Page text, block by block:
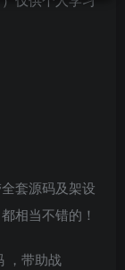
套源码及架设
相当不错的！
，带助战